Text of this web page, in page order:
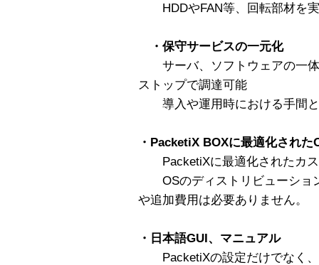
HDDやFAN等、回転部材を実
・保守サービスの一元化
サーバ、ソフトウェアの一体
ストップで調達可能
導入や運用時における手間と
・PacketiX BOXに最適化された
PacketiXに最適化されたカス
OSのディストリビューショ
や追加費用は必要ありません。
・日本語GUI、マニュアル
PacketiXの設定だけでなく、